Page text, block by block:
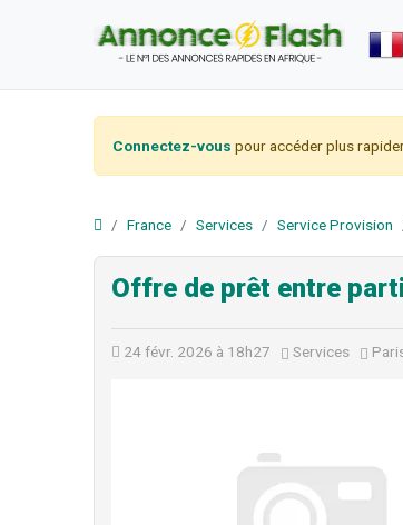
Connectez-vous pour accéder plus
France Services Service Provision
Offre de prêt entre
24 févr. 2026 à 18h27 Services